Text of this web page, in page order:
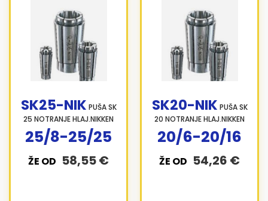
SK25-NIK PUŠA SK
25 NOTRANJE HLAJ.NIKKEN
ŽE OD 58,55 €
25/8-25/25
SK20-NIK PUŠA SK
20 NOTRANJE HLAJ.NIKKEN
ŽE OD 54,26 €
20/6-20/16